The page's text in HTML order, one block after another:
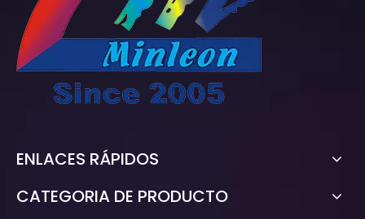
ENLACES RÁPIDOS
CATEGORIA DE PRODUCTO